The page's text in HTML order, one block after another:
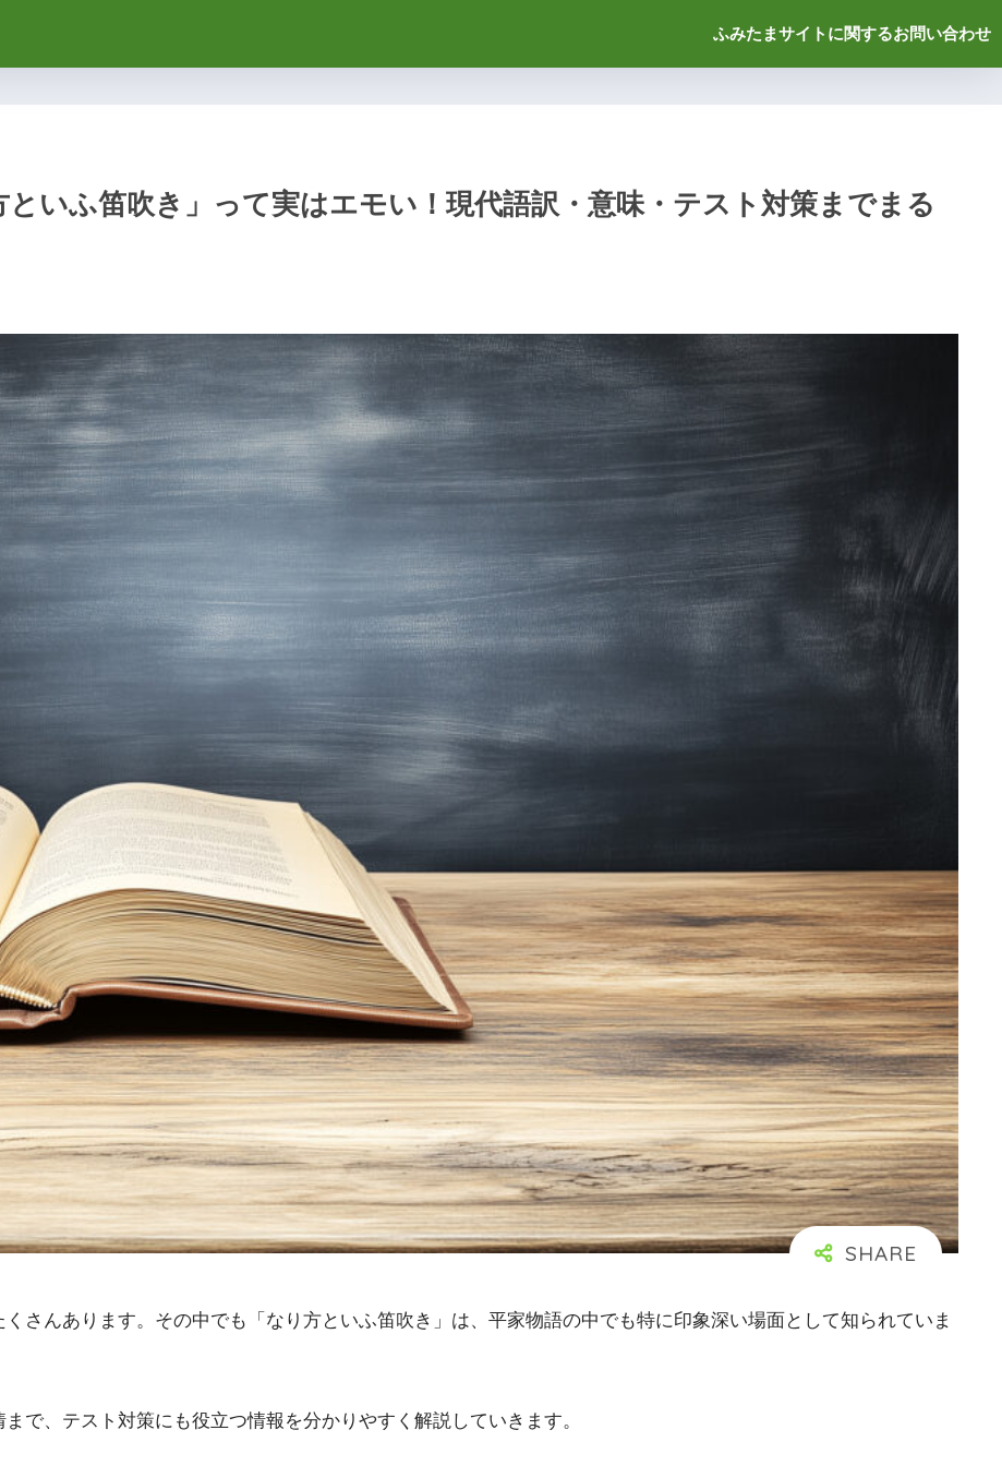
ふみたまサイトに関するお問い合わせ
といふ笛吹き」って実はエモい！現代語訳・意味・テスト対策までまる
さんあります。その中でも「なり方といふ笛吹き」は、平家物語の中でも特に印象深い場面として知られていま
で、テスト対策にも役立つ情報を分かりやすく解説していきます。